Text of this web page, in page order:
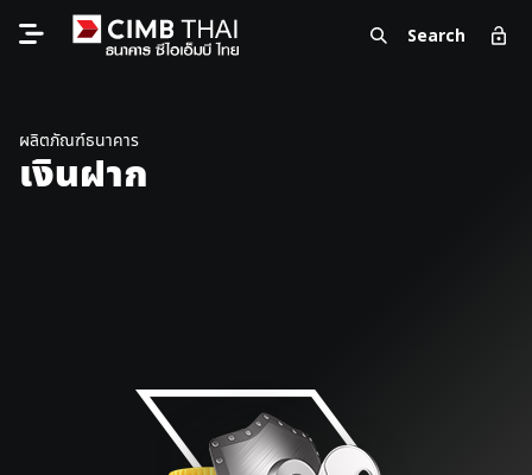
Search
ผลิตภัณฑ์ธนาคาร
เงินฝาก